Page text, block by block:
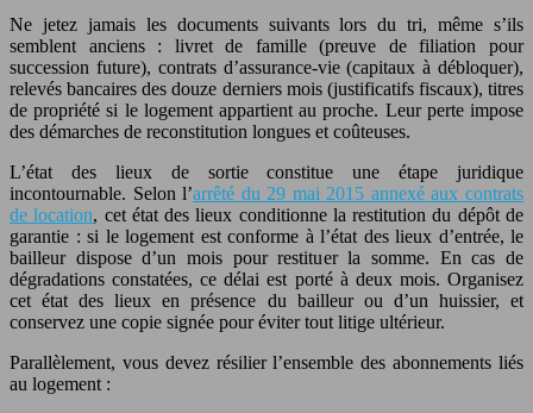
Ne jetez jamais les documents suivants lors du tri, même s’ils
semblent anciens : livret de famille (preuve de filiation pour
succession future), contrats d’assurance-vie (capitaux à débloquer),
relevés bancaires des douze derniers mois (justificatifs fiscaux), titres
de propriété si le logement appartient au proche. Leur perte impose
des démarches de reconstitution longues et coûteuses.
L’état des lieux de sortie constitue une étape juridique
incontournable. Selon l’arrêté du 29 mai 2015 annexé aux contrats
de location, cet état des lieux conditionne la restitution du dépôt de
garantie : si le logement est conforme à l’état des lieux d’entrée, le
bailleur dispose d’un mois pour restituer la somme. En cas de
dégradations constatées, ce délai est porté à deux mois. Organisez
cet état des lieux en présence du bailleur ou d’un huissier, et
conservez une copie signée pour éviter tout litige ultérieur.
Parallèlement, vous devez résilier l’ensemble des abonnements liés
au logement :